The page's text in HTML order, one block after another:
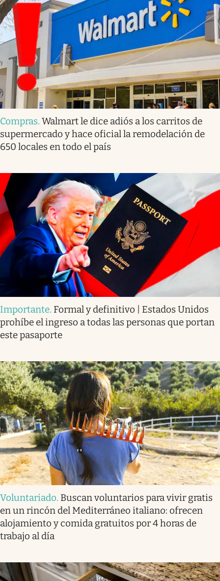
Compras. Walmart le dice adiós a los carritos de
supermercado y hace oficial la remodelación de
650 locales en todo el país
Importante. Formal y definitivo | Estados Unidos
prohíbe el ingreso a todas las personas que portan
este pasaporte
Voluntariado. Buscan voluntarios para vivir gratis
en un rincón del Mediterráneo italiano: ofrecen
alojamiento y comida gratuitos por 4 horas de
trabajo al día